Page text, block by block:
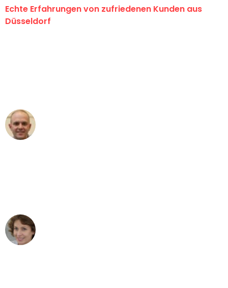
Echte Erfahrungen von zufriedenen Kunden aus
Düsseldorf